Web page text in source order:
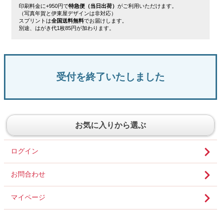
印刷料金に+950円で特急便（当日出荷） がご利用いただけます。
（写真年賀と伊東屋デザインは非対応）
スプリントは全国送料無料でお届けします。
別途、はがき代1枚85円が加わります。
受付を終了いたしました
お気に入りから選ぶ
ログイン
お問合わせ
マイページ